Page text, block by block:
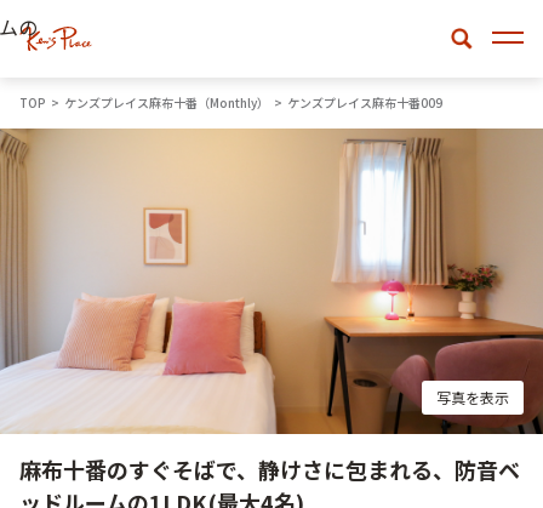
の
TOP ケンズプレイス麻布十番（Monthly） ケンズプレイス麻布十番009
写真を表示
麻布十番のすぐそばで、静けさに包まれる、防音ベ